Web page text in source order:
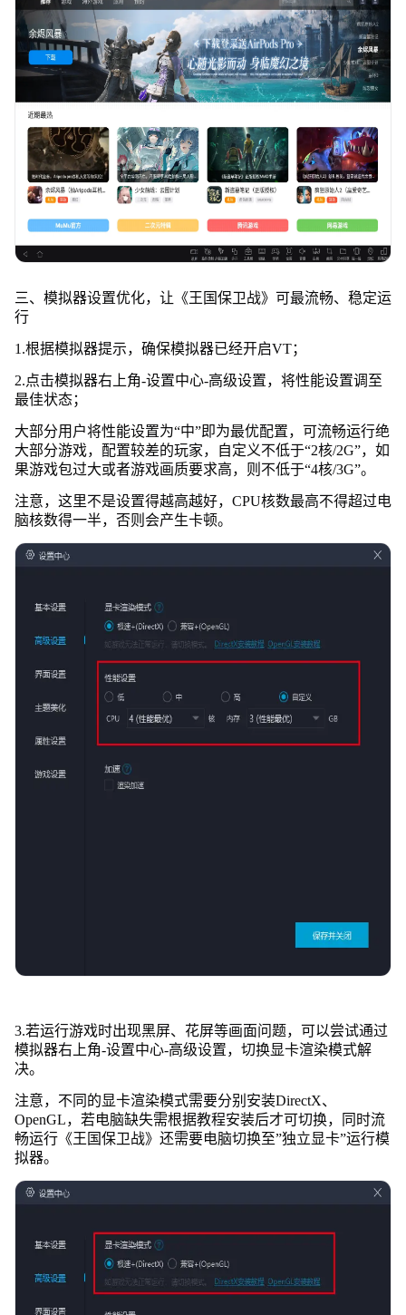
三、模拟器设置优化，让《王国保卫战》可最流畅、稳定运
行
1.根据模拟器提示，确保模拟器已经开启VT；
2.点击模拟器右上角-设置中心-高级设置，将性能设置调至
最佳状态；
大部分用户将性能设置为“中”即为最优配置，可流畅运行绝
大部分游戏，配置较差的玩家，自定义不低于“2核/2G”，如
果游戏包过大或者游戏画质要求高，则不低于“4核/3G”。
注意，这里不是设置得越高越好，CPU核数最高不得超过电
脑核数得一半，否则会产生卡顿。
3.若运行游戏时出现黑屏、花屏等画面问题，可以尝试通过
模拟器右上角-设置中心-高级设置，切换显卡渲染模式解
决。
注意，不同的显卡渲染模式需要分别安装DirectX、
OpenGL，若电脑缺失需根据教程安装后才可切换，同时流
畅运行《王国保卫战》还需要电脑切换至”独立显卡”运行模
拟器。